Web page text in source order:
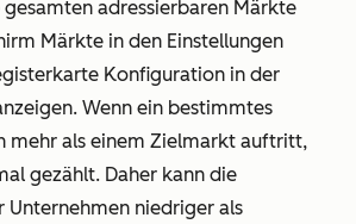
gesamten adressierbaren Märkte
Märkte in den Einstellungen
Konfiguration in der
Wenn ein bestimmtes
mehr als einem Zielmarkt auftritt,
gezählt. Daher kann die
Unternehmen niedriger als